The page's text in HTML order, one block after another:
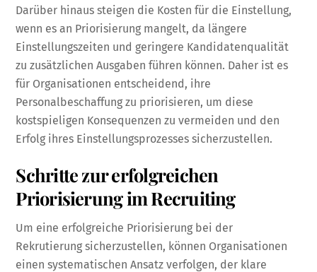
Darüber hinaus steigen die Kosten für die Einstellung,
wenn es an Priorisierung mangelt, da längere
Einstellungszeiten und geringere Kandidatenqualität
zu zusätzlichen Ausgaben führen können. Daher ist es
für Organisationen entscheidend, ihre
Personalbeschaffung zu priorisieren, um diese
kostspieligen Konsequenzen zu vermeiden und den
Erfolg ihres Einstellungsprozesses sicherzustellen.
Schritte zur erfolgreichen
Priorisierung im Recruiting
Um eine erfolgreiche Priorisierung bei der
Rekrutierung sicherzustellen, können Organisationen
einen systematischen Ansatz verfolgen, der klare